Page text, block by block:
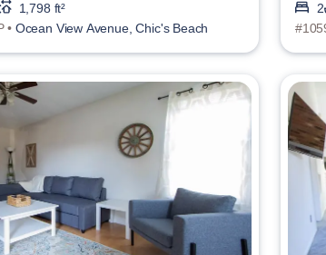
1,798 ft²
• Ocean View Avenue, Chic's Beach
2